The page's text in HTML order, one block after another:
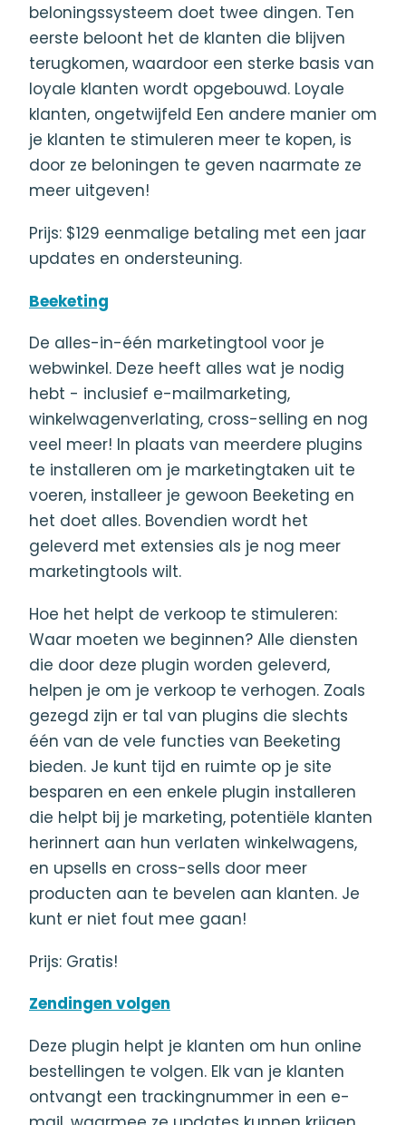
beloningssysteem doet twee dingen. Ten
eerste beloont het de klanten die blijven
terugkomen, waardoor een sterke basis van
loyale klanten wordt opgebouwd. Loyale
klanten, ongetwijfeld Een andere manier om
je klanten te stimuleren meer te kopen, is
door ze beloningen te geven naarmate ze
meer uitgeven!
Prijs: $129 eenmalige betaling met een jaar
updates en ondersteuning.
Beeketing
De alles-in-één marketingtool voor je
webwinkel. Deze heeft alles wat je nodig
hebt - inclusief e-mailmarketing,
winkelwagenverlating, cross-selling en nog
veel meer! In plaats van meerdere plugins
te installeren om je marketingtaken uit te
voeren, installeer je gewoon Beeketing en
het doet alles. Bovendien wordt het
geleverd met extensies als je nog meer
marketingtools wilt.
Hoe het helpt de verkoop te stimuleren:
Waar moeten we beginnen? Alle diensten
die door deze plugin worden geleverd,
helpen je om je verkoop te verhogen. Zoals
gezegd zijn er tal van plugins die slechts
één van de vele functies van Beeketing
bieden. Je kunt tijd en ruimte op je site
besparen en een enkele plugin installeren
die helpt bij je marketing, potentiële klanten
herinnert aan hun verlaten winkelwagens,
en upsells en cross-sells door meer
producten aan te bevelen aan klanten. Je
kunt er niet fout mee gaan!
Prijs: Gratis!
Zendingen volgen
Deze plugin helpt je klanten om hun online
bestellingen te volgen. Elk van je klanten
ontvangt een trackingnummer in een e-